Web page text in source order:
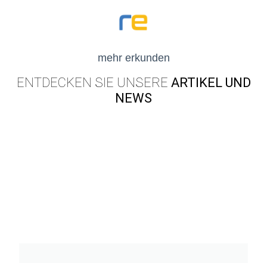
mehr erkunden
ENTDECKEN SIE UNSERE ARTIKEL UND
NEWS